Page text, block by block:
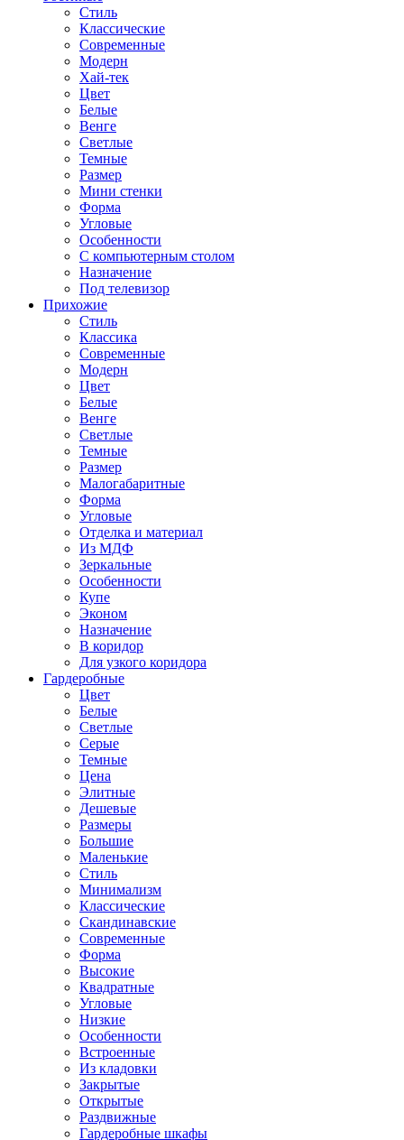
Стиль
Классические
Современные
Модерн
Хай-тек
Цвет
Белые
Венге
Светлые
Темные
Размер
Мини стенки
Форма
Угловые
Особенности
С компьютерным столом
Назначение
Под телевизор
Прихожие
Стиль
Классика
Современные
Модерн
Цвет
Белые
Венге
Светлые
Темные
Размер
Малогабаритные
Форма
Угловые
Отделка и материал
Из МДФ
Зеркальные
Особенности
Купе
Эконом
Назначение
В коридор
Для узкого коридора
Гардеробные
Цвет
Белые
Светлые
Серые
Темные
Цена
Элитные
Дешевые
Размеры
Большие
Маленькие
Стиль
Минимализм
Классические
Скандинавские
Современные
Форма
Высокие
Квадратные
Угловые
Низкие
Особенности
Встроенные
Из кладовки
Закрытые
Открытые
Раздвижные
Гардеробные шкафы